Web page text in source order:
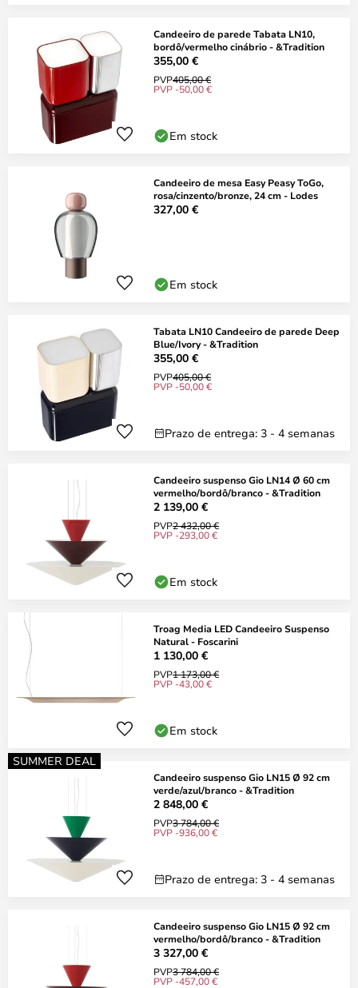
Candeeiro de parede Tabata LN10,
bordô/vermelho cinábrio - &Tradition
355,00 €
PVP405,00 €
PVP -50,00 €
Em stock
Candeeiro de mesa Easy Peasy ToGo,
rosa/cinzento/bronze, 24 cm - Lodes
327,00 €
Em stock
Tabata LN10 Candeeiro de parede Deep
Blue/Ivory - &Tradition
355,00 €
PVP405,00 €
PVP -50,00 €
Prazo de entrega: 3 - 4 semanas
Candeeiro suspenso Gio LN14 Ø 60 cm
vermelho/bordô/branco - &Tradition
2 139,00 €
PVP2 432,00 €
PVP -293,00 €
Em stock
Troag Media LED Candeeiro Suspenso
Natural - Foscarini
1 130,00 €
PVP1 173,00 €
PVP -43,00 €
Em stock
SUMMER DEAL
Candeeiro suspenso Gio LN15 Ø 92 cm
verde/azul/branco - &Tradition
2 848,00 €
PVP3 784,00 €
PVP -936,00 €
Prazo de entrega: 3 - 4 semanas
Candeeiro suspenso Gio LN15 Ø 92 cm
vermelho/bordô/branco - &Tradition
3 327,00 €
PVP3 784,00 €
PVP -457,00 €